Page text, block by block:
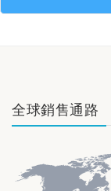
全球銷售通路